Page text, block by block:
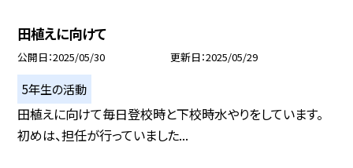
田植えに向けて
公開日 2025/05/30 更新日 2025/05/29
5年生の活動
田植えに向けて毎日登校時と下校時水やりをしています。
初めは、担任が行っていました...